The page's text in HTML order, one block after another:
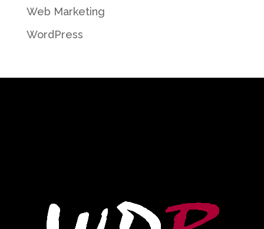
Web Marketing
WordPress